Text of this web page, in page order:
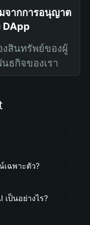
จากการอนุญาต
DApp
งสินทรัพย์ของผู้
ธกิจของเรา
เฉพาะตัว?
ป็นอย่างไร?